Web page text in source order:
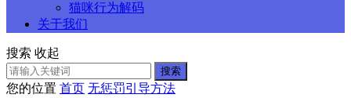
猫咪行为解码
关于我们
搜索 收起
搜索
您的位置 首页 无惩罚引导方法